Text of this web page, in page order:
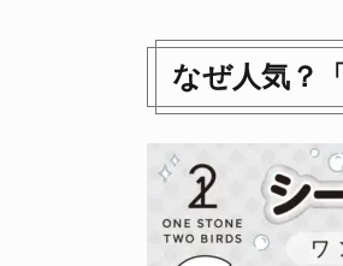
なぜ人気？